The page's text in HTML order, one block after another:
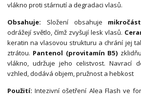
vlákno proti stárnutí a degradaci vlasů.
Obsahuje: Složení obsahuje
odrážejí světlo, čímž zvyšují lesk vlasů.
keratin na vlasovou strukturu a chrání jej
ztrátou. Pantenol (provitamín B5)
vlákno, udržuje jeho celistvost. Navrací
vzhled, dodává objem, pružnost a hebkost
Použití:Intezivní ošetření Alea Flash ve